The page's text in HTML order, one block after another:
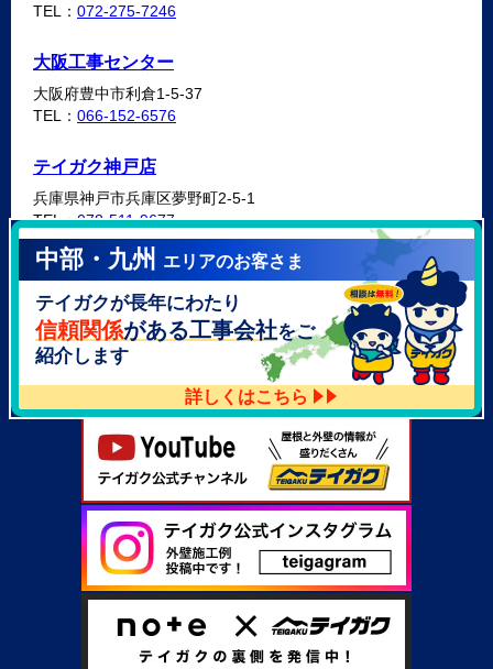
TEL： 072-275-7246
大阪工事センター
大阪府豊中市利倉1-5-37
TEL： 066-152-6576
テイガク神戸店
兵庫県神戸市兵庫区夢野町2-5-1
TEL：078-511-9677
テイガク泉北・泉南店
大阪府泉北郡忠岡町高月南3-14
TEL：072-521-2637
中部・九州 エリアのお客さま
テイガクが長年にわたり
信頼関係がある工事会社をご
紹介します
詳しくはこちら